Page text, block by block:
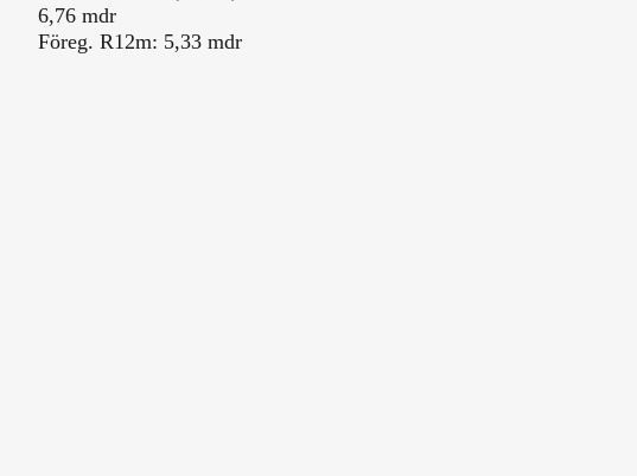
6,76 mdr
Föreg. R12m: 5,33 mdr